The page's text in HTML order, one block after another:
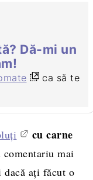
Dă-mi un
ca să te
cu carne
comentariu mai
dacă ați făcut o